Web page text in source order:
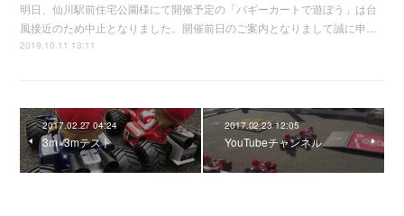
明日、仙川駅前住宅公園様にて開催予定の「バギーカートで遊ぼう」は台
風接近のため中止となりました。開催前日のご案内となりまして誠に申…
2019.10.11 13:11
2017.02.27 04:24
3m×3mテスト
2017.02.23 12:05
YouTubeチャンネル